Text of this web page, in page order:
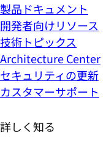
製品ドキュメント
開発者向けリソース
技術トピックス
Architecture Center
セキュリティの更新
カスタマーサポート
詳しく知る